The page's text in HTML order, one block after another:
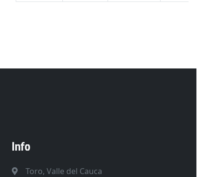
Info
Toro, Valle del Cauca